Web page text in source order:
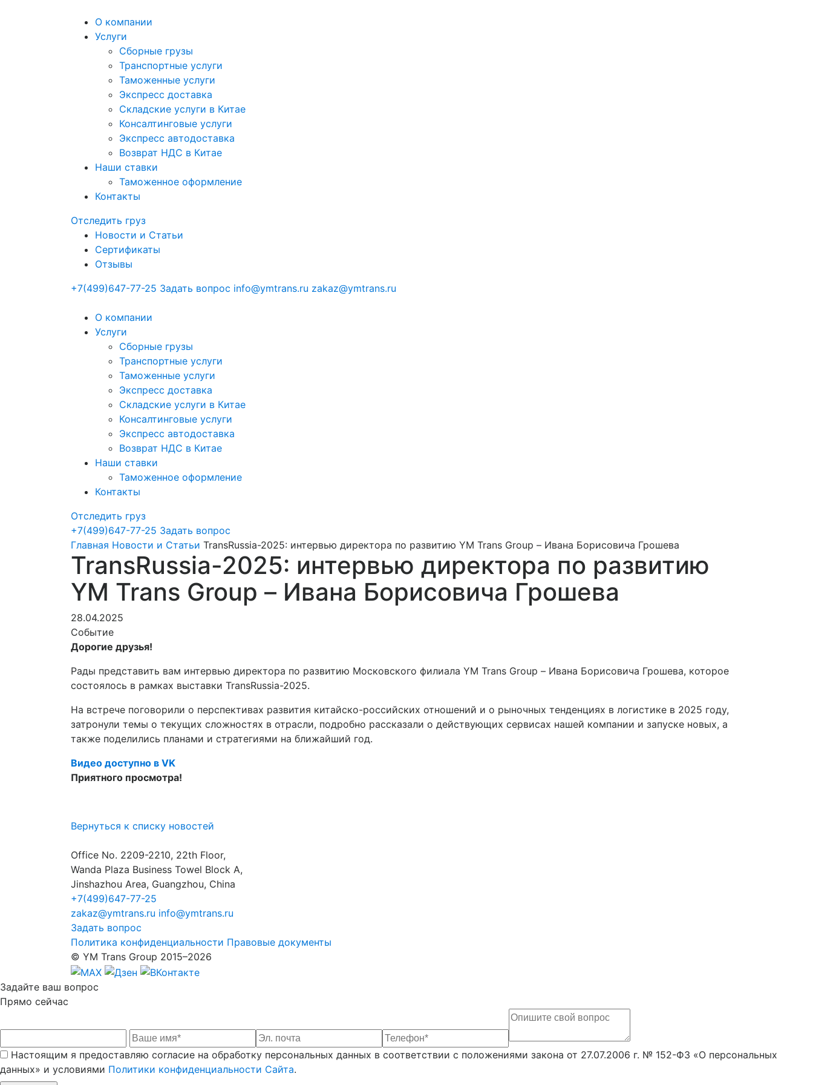
О компании
Услуги
Сборные грузы
Транспортные услуги
Таможенные услуги
Экспресс доставка
Cкладские услуги в Китае
Консалтинговые услуги
Экспресс автодоставка
Возврат НДС в Китае
Наши ставки
Таможенное оформление
Контакты
Отследить груз
Новости и Статьи
Сертификаты
Отзывы
+7(499)647-77-25 Задать вопрос info@ymtrans.ru zakaz@ymtrans.ru
О компании
Услуги
Сборные грузы
Транспортные услуги
Таможенные услуги
Экспресс доставка
Cкладские услуги в Китае
Консалтинговые услуги
Экспресс автодоставка
Возврат НДС в Китае
Наши ставки
Таможенное оформление
Контакты
Отследить груз
+7(499)647-77-25 Задать вопрос
Главная Новости и Статьи TransRussia-2025: интервью директора по развитию YM Trans Group – Ивана Борисовича Грошева
TransRussia-2025: интервью директора по развитию
YM Trans Group – Ивана Борисовича Грошева
28.04.2025
Событие
Дорогие друзья!
Рады представить вам интервью директора по развитию Московского филиала YM Trans Group – Ивана Борисовича Грошева, которое
состоялось в рамках выставки TransRussia-2025.
На встрече поговорили о перспективах развития китайско-российских отношений и о рыночных тенденциях в логистике в 2025 году,
затронули темы о текущих сложностях в отрасли, подробно рассказали о действующих сервисах нашей компании и запуске новых, а
также поделились планами и стратегиями на ближайший год.
Видео доступно в VK
Приятного просмотра!
Вернуться к списку новостей
Office No. 2209-2210, 22th Floor,
Wanda Plaza Business Towel Block A,
Jinshazhou Area, Guangzhou, China
+7(499)647-77-25
zakaz@ymtrans.ru info@ymtrans.ru
Задать вопрос
Политика конфиденциальности Правовые документы
© YM Trans Group 2015–2026
Задайте ваш вопрос
Прямо сейчас
Настоящим я предоставляю согласие на обработку персональных данных в соответствии с положениями закона от 27.07.2006 г. № 152-ФЗ «О персональных
данных» и условиями Политики конфиденциальности Сайта.